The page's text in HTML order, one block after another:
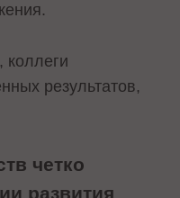
коллеги
результатов,
четко
развития